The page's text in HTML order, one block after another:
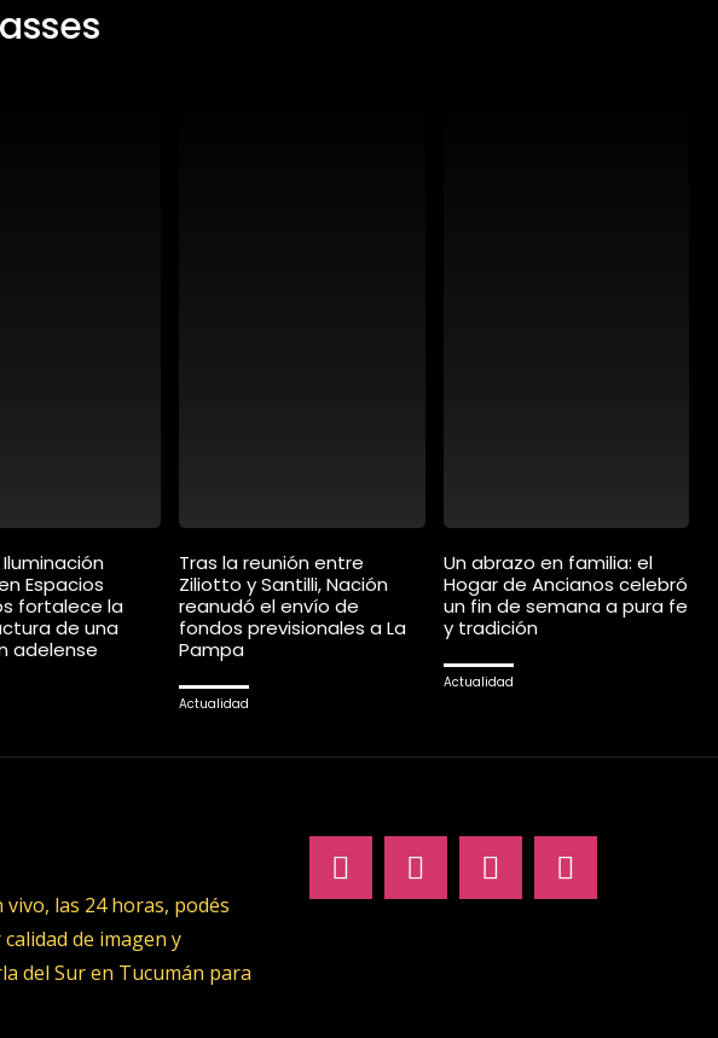
Iluminación
Espacios
fortalece la
de una
adelense
Tras la reunión entre
Ziliotto y Santilli, Nación
reanudó el envío de
fondos previsionales a La
Pampa
Actualidad
Un abrazo en familia: el
Hogar de Ancianos celebró
un fin de semana a pura fe
y tradición
Actualidad
las 24 horas, podés
de imagen y
del Sur en Tucumán para